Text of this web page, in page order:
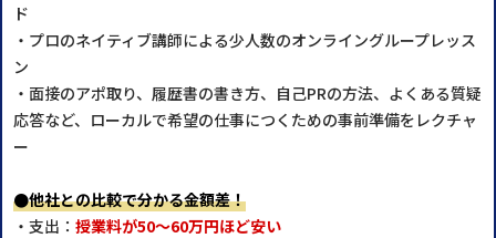
ド
・プロのネイティブ講師による少人数のオンライングループレッス
ン
・面接のアポ取り、履歴書の書き方、自己PRの方法、よくある質疑
応答など、ローカルで希望の仕事につくための事前準備をレクチャ
ー
●他社との比較で分かる金額差！
・支出： 授業料が50～60万円ほど安い